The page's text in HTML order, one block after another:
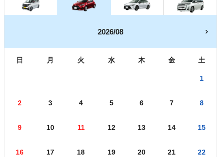
2026/08
日 月 火 水 木 金 土
1
2 3 4 5 6 7 8
9 10 11 12 13 14 15
16 17 18 19 20 21 22